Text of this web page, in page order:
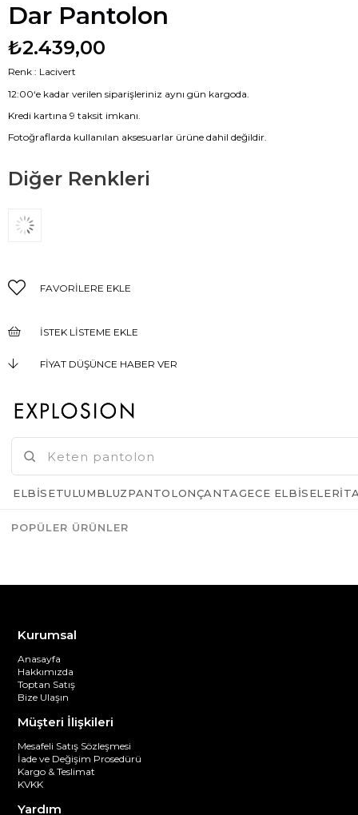
Dar Pantolon
₺2.439,00
Renk : Lacivert
12:00‘e kadar verilen siparişleriniz aynı gün kargoda.
Kredi kartına 9 taksit imkanı.
Fotoğraflarda kullanılan aksesuarlar ürüne dahil değildir.
Diğer Renkleri
FAVORILERE EKLE
İSTEK LISTEME EKLE
FIYAT DÜŞÜNCE HABER VER
Kurumsal
Anasayfa
Hakkımızda
Toptan Satış
Bize Ulaşın
Müşteri İlişkileri
Mesafeli Satış Sözleşmesi
İade ve Değişim Prosedürü
Kargo & Teslimat
KVKK
Yardım
ELBISETULUMBLUZPANTOLONÇANTAGECE ELBISELERI
POPÜLER ÜRÜNLER